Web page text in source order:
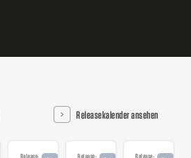
Releasekalender ansehen
Release-
Release-
Release-